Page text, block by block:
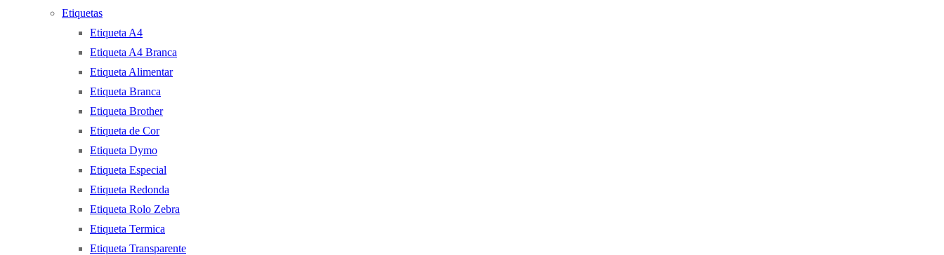
Etiquetas
Etiqueta A4
Etiqueta A4 Branca
Etiqueta Alimentar
Etiqueta Branca
Etiqueta Brother
Etiqueta de Cor
Etiqueta Dymo
Etiqueta Especial
Etiqueta Redonda
Etiqueta Rolo Zebra
Etiqueta Termica
Etiqueta Transparente